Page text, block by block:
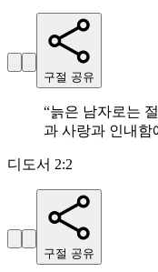
구절 공유
“늙은 남자로는
과 사랑과 인내함
디도서 2:2
구절 공유